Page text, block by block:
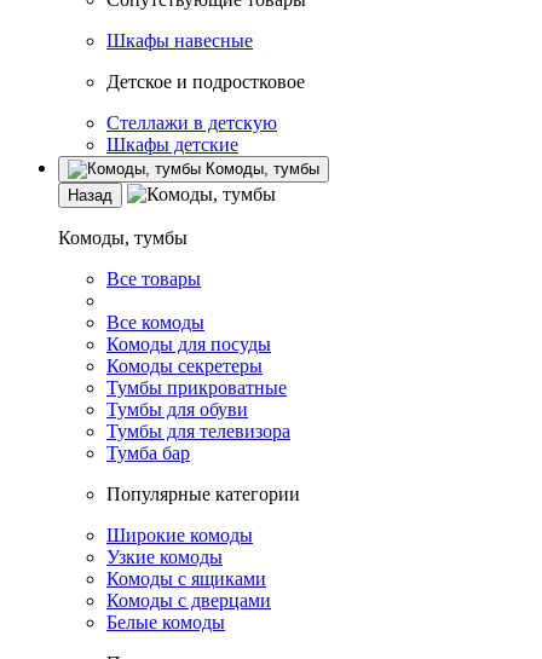
Шкафы навесные
Детское и подростковое
Стеллажи в детскую
Шкафы детские
Комоды, тумбы
Назад
Комоды, тумбы
Все товары
Все комоды
Комоды для посуды
Комоды секретеры
Тумбы прикроватные
Тумбы для обуви
Тумбы для телевизора
Тумба бар
Популярные категории
Широкие комоды
Узкие комоды
Комоды с ящиками
Комоды с дверцами
Белые комоды